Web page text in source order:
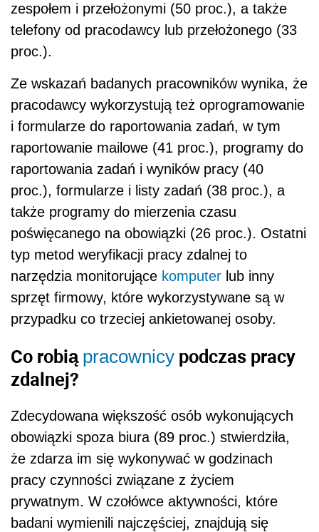
zespołem i przełożonymi (50 proc.), a także
telefony od pracodawcy lub przełożonego (33
proc.).
Ze wskazań badanych pracowników wynika, że
pracodawcy wykorzystują też oprogramowanie
i formularze do raportowania zadań, w tym
raportowanie mailowe (41 proc.), programy do
raportowania zadań i wyników pracy (40
proc.), formularze i listy zadań (38 proc.), a
także programy do mierzenia czasu
poświęcanego na obowiązki (26 proc.). Ostatni
typ metod weryfikacji pracy zdalnej to
narzędzia monitorujące komputer lub inny
sprzęt firmowy, które wykorzystywane są w
przypadku co trzeciej ankietowanej osoby.
Co robią pracownicy podczas pracy
zdalnej?
Zdecydowana większość osób wykonujących
obowiązki spoza biura (89 proc.) stwierdziła,
że zdarza im się wykonywać w godzinach
pracy czynności związane z życiem
prywatnym. W czołówce aktywności, które
badani wymienili najczęściej, znajdują się